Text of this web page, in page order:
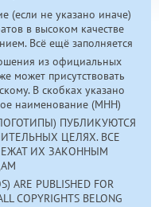
(если не указано иначе)
в высоком качестве
Всё ещё заполняется
из официальных
может присутствовать
В скобках указано
наименование (МНН)
ПУБЛИКУЮТСЯ
ЦЕЛЯХ. ВСЕ
ИХ ЗАКОННЫМ
ARE PUBLISHED FOR
COPYRIGHTS BELONG